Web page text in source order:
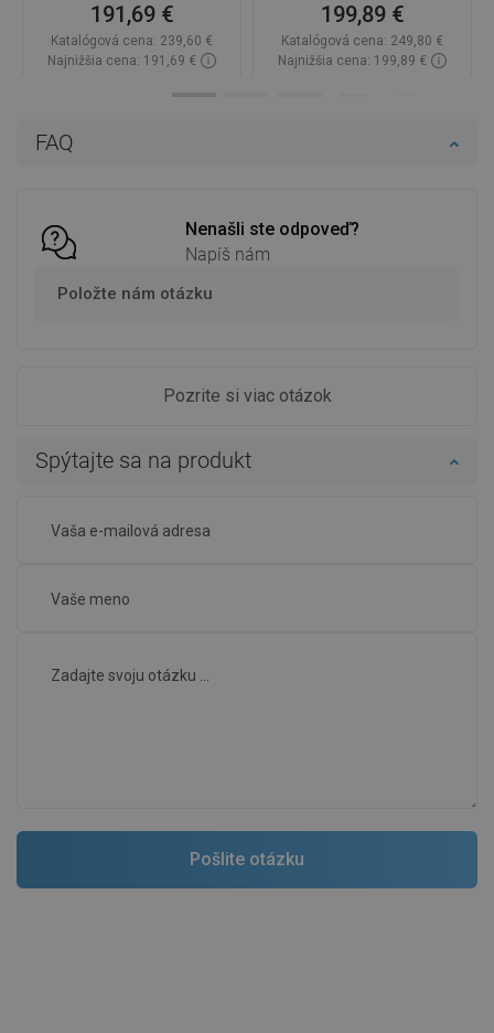
FAQ
Nenašli ste odpoveď?
Napíš nám
Položte nám otázku
Pozrite si viac otázok
Spýtajte sa na produkt
191,69 €
Katalógová cena: 239,60 €
Najnižšia cena: 191,69 €
199,89 €
Katalógová cena: 249,80 €
Najnižšia cena: 199,89 €